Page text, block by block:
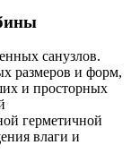
санузлов.
размеров и форм,
и просторных
герметичной
влаги и